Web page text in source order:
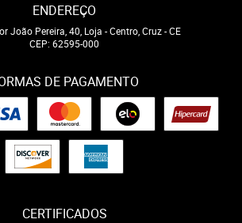
ENDEREÇO
João Pereira, 40, Loja -Centro, Cruz-CE
CEP: 62595-000
DE PAGAMENTO
CERTIFICADOS